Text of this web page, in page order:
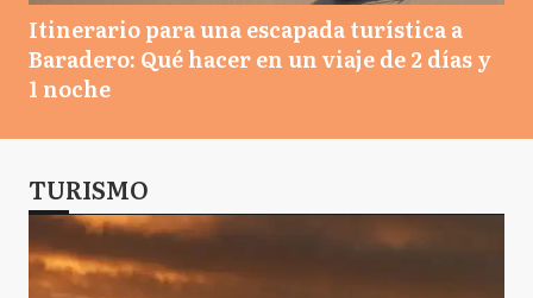
Itinerario para una escapada turística a
Baradero: Qué hacer en un viaje de 2 días y
1 noche
TURISMO